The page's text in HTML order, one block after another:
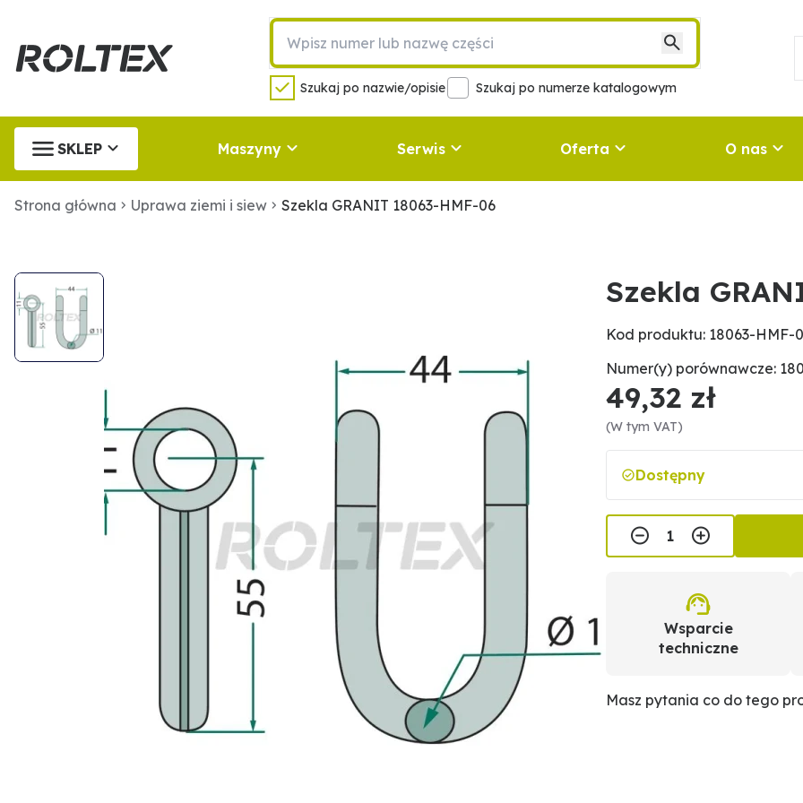
Szukaj po nazwie/opisie Szukaj po numerze katalogowym
SKLEP Maszyny Serwis Oferta O nas
Strona główna Uprawa ziemi i siew Szekla GRANIT 18063-HMF-06
Szekla
Kod produktu: 18063-HMF-
Numer(y) porównawcze:
49,32 zł
(W tym VAT)
Dostępny
Wsparcie
techniczne
Masz pytania co do tego